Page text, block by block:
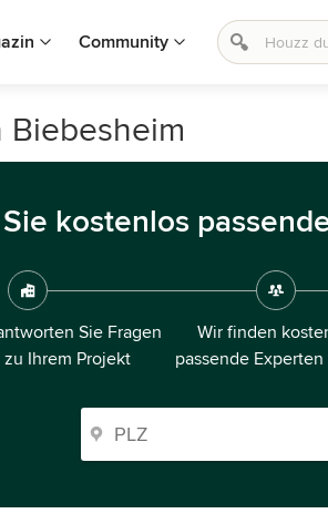
Community
Biebesheim
kostenlos
Sie Fragen
zu Ihrem Projekt
Wir finden
passende Experten